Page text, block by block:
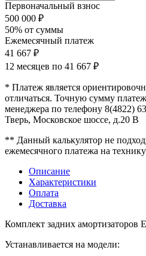
Первоначальный взнос
500 000 ₽
50% от суммы
Ежемесячный платеж
41 667 ₽
12 месяцев по 41 667 ₽
* Платеж является
отличаться. Точную сумму
менеджера по телефону 8(4822)
Тверь, Московское шоссе, д.20 В
** Данный калькулятор не
ежемесячного платежа на
Описание
Характеристики
Оплата
Доставка
Комплект задних амортизаторов
Устанавливается на модели: